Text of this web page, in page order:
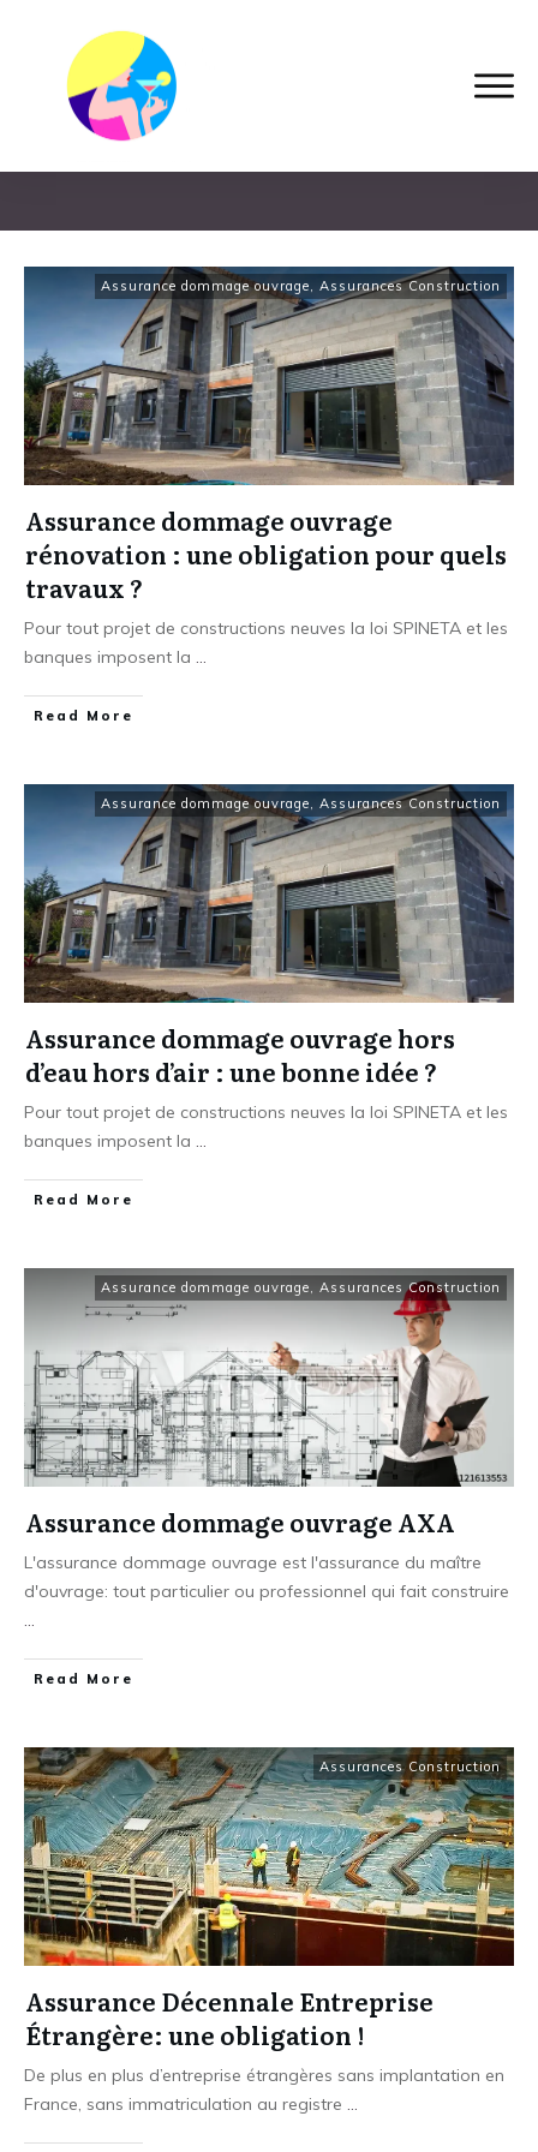
Assurance dommage ouvrage, Assurances Construction
Assurance dommage ouvrage
rénovation : une obligation pour quels
travaux ?
Pour tout projet de constructions neuves la loi SPINETA et les
banques imposent la ...
​Read More
Assurance dommage ouvrage, Assurances Construction
Assurance dommage ouvrage hors
d’eau hors d’air : une bonne idée ?
Pour tout projet de constructions neuves la loi SPINETA et les
banques imposent la ...
​Read More
Assurance dommage ouvrage, Assurances Construction
Assurance dommage ouvrage AXA
L'assurance dommage ouvrage est l'assurance du maître
d'ouvrage: tout particulier ou professionnel qui fait construire
...
​Read More
Assurances Construction
Assurance Décennale Entreprise
Étrangère: une obligation !
De plus en plus d’entreprise étrangères sans implantation en
France, sans immatriculation au registre ...